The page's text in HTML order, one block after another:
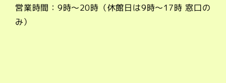
営業時間：9時～20時（休館日は9時～17時 窓口の
み）